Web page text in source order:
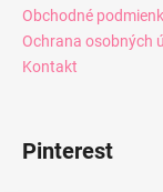
Obchodné
Ochrana osobných
Kontakt
Pinterest